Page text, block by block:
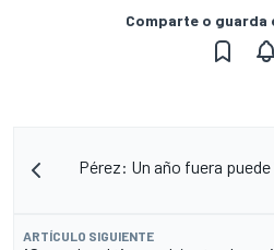
Comparte o
Pérez: Un año fuera
ARTÍCULO SIGUIENTE